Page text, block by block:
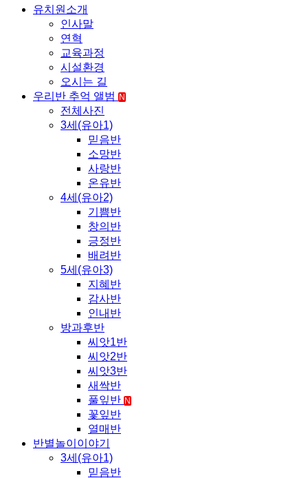
유치원소개
인사말
연혁
교육과정
시설환경
오시는 길
우리반 추억 앨범
N
전체사진
3세(유아1)
믿음반
소망반
사랑반
온유반
4세(유아2)
기쁨반
창의반
긍정반
배려반
5세(유아3)
지혜반
감사반
인내반
방과후반
씨앗1반
씨앗2반
씨앗3반
새싹반
풀잎반 N
꽃잎반
열매반
반별놀이이야기
3세(유아1)
믿음반